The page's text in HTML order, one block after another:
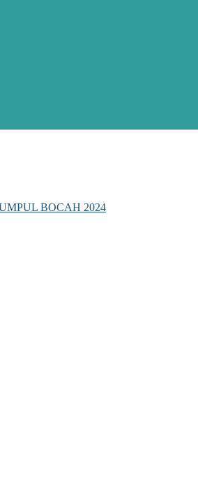
BOCAH 2024